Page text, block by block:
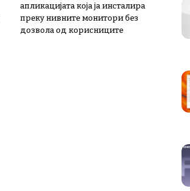
апликацијата која ја инсталира
преку нивните монитори без
дозвола од корисниците